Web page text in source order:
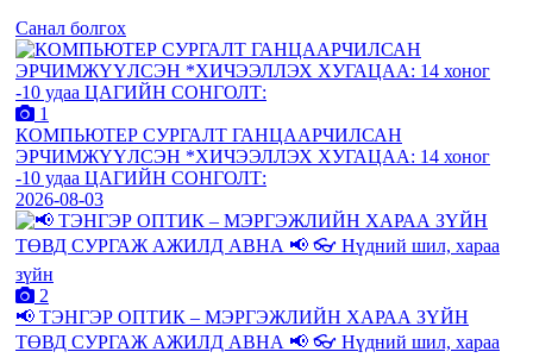
Санал болгох
1
КОМПЬЮТЕР СУРГАЛТ ГАНЦААРЧИЛСАН
ЭРЧИМЖҮҮЛСЭН *ХИЧЭЭЛЛЭХ ХУГАЦАА: 14 хоног
-10 удаа ЦАГИЙН СОНГОЛТ:
2026-08-03
2
📢 ТЭНГЭР ОПТИК – МЭРГЭЖЛИЙН ХАРАА ЗҮЙН
ТӨВД СУРГАЖ АЖИЛД АВНА 📢 👓 Нүдний шил, хараа